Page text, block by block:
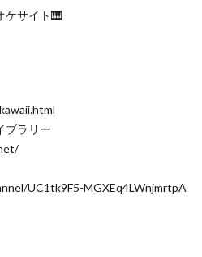
ケサイト🎹
ブラリー
UC1tk9F5-MGXEq4LWnjmrtpA